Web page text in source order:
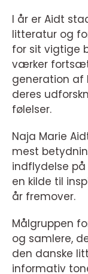
I år er Aidt
litteratur og
for sit vigtige
værker
generation af
deres
følelser.
Naja Marie
mest
indflydelse
en kilde til
år fremover.
Målgruppen
og samlere,
den danske
informativ